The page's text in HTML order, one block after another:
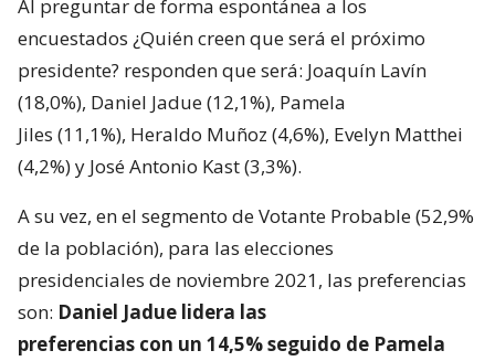
Al preguntar de forma espontánea a los
encuestados ¿Quién creen que será el próximo
presidente? responden que será: Joaquín Lavín
(18,0%), Daniel Jadue (12,1%), Pamela
Jiles (11,1%), Heraldo Muñoz (4,6%), Evelyn Matthei
(4,2%) y José Antonio Kast (3,3%).
A su vez, en el segmento de Votante Probable (52,9%
de la población), para las elecciones
presidenciales de noviembre 2021, las preferencias
son: Daniel Jadue lidera las
preferencias con un 14,5% seguido de Pamela